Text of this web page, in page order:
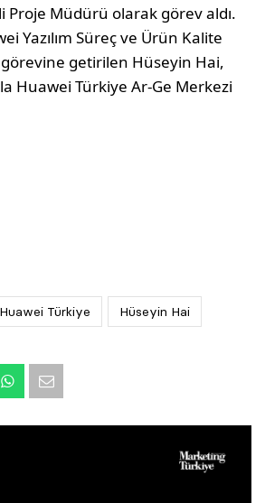
Proje Müdürü olarak görev aldı.
Yazılım Süreç ve Ürün Kalite
görevine getirilen Hüseyin Hai,
Huawei Türkiye Ar-Ge Merkezi
Huawei Türkiye Hüseyin Hai